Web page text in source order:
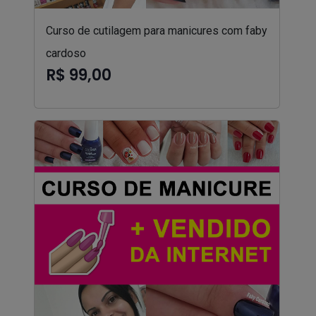
Curso de cutilagem para manicures com faby
cardoso
R$ 99,00